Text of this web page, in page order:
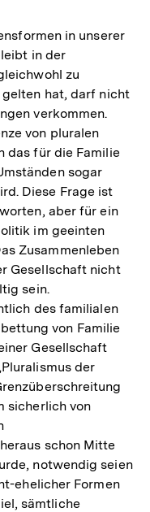
in unserer
in der
zu
gelten hat, darf nicht
verkommen.
von pluralen
das für die Familie
sogar
Diese Frage ist
aber für ein
im geeinten
Zusammenleben
Gesellschaft nicht
sein.
des familialen
von Familie
Gesellschaft
der
sicherlich von
schon Mitte
notwendig seien
ehelicher Formen
sämtliche